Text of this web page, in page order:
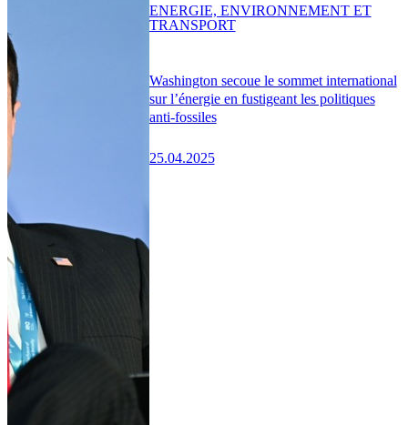
Washington secoue le sommet international
sur l’énergie en fustigeant les politiques
anti-fossiles
25.04.2025
ENERGIE, ENVIRONNEMENT ET
TRANSPORT